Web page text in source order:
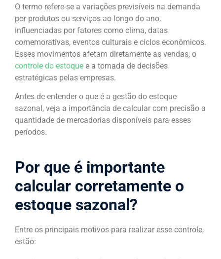
O termo refere-se a variações previsíveis na demanda
por produtos ou serviços ao longo do ano,
influenciadas por fatores como clima, datas
comemorativas, eventos culturais e ciclos econômicos.
Esses movimentos afetam diretamente as vendas, o
controle do estoque e a tomada de decisões
estratégicas pelas empresas.
Antes de entender o que é a gestão do estoque
sazonal, veja a importância de calcular com precisão a
quantidade de mercadorias disponíveis para esses
períodos.
Por que é importante
calcular corretamente o
estoque sazonal?
Entre os principais motivos para realizar esse controle,
estão: